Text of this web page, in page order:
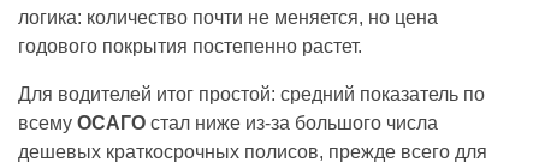
логика: количество почти не меняется, но цена
годового покрытия постепенно растет.
Для водителей итог простой: средний показатель по
всему ОСАГО стал ниже из-за большого числа
дешевых краткосрочных полисов, прежде всего для